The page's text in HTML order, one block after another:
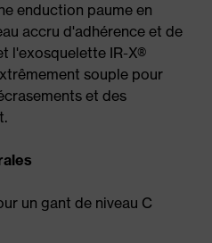
enduction paume en
accru d'adhérence et de
l'exosquelette IR-X®
souple pour
et des
un gant de niveau C